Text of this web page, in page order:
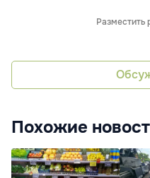
Разместить
Похожие